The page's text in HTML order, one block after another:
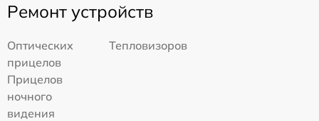
Ремонт устройств
Оптических
прицелов
Тепловизоров
Прицелов
ночного
видения